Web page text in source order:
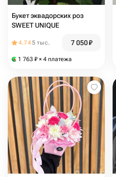
Букет эквадорских роз
SWEET UNIQUE
4.745 тыс. 7 050₽
1 763 ₽ × 4 платежа